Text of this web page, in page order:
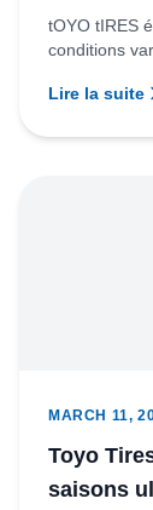
nouvelles
taille
tOYO tIRES
conditions
Lire la suite
MARCH 11,
Toyo
saisons